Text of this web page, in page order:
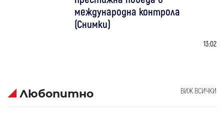
международна контрола
(Снимки)
13:02
Любопитно ВИЖ ВСИЧКИ